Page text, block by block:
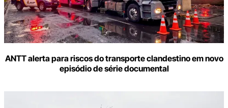
ANTT alerta para riscos do transporte clandestino em novo
episódio de série documental